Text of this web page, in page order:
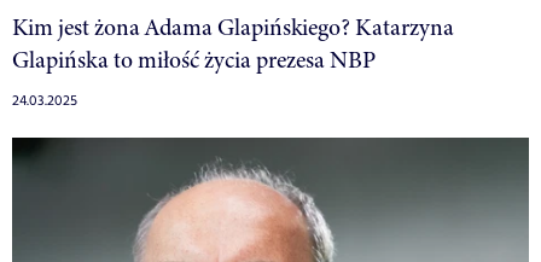
Kim jest żona Adama Glapińskiego? Katarzyna
Glapińska to miłość życia prezesa NBP
24.03.2025